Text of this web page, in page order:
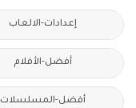
إعدادات-الالعاب
أفضل-الأفلام
أفضل-المسلسلات